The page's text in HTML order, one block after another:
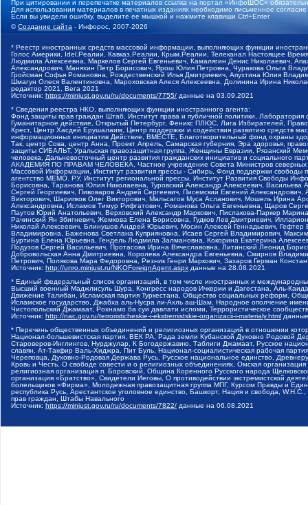
При цитировании и перепечатке материалов ссылка на портал «ИнфоШОС»
Для использования материалов в печатных изданиях необходимо письменное
Если вы увидели ошибку, выделите ее мышкой и нажмите клавиши Ctrl+Enter
©Создание сайта - Инфорос, 2007-2026
* Реестр иностранных средств массовой информации, выполняющих функции
Голос Америки, Idel.Реалии, Кавказ.Реалии, Крым.Реалии, Телеканал Настоящее
Людмила Алексеевна, Маркелов Сергей Евгеньевич, Камалягин Денис Николаевич,
Александрович, Маняхин Петр Борисович, Ярош Юлия Петровна, Чуракова Ольга
Гройсман Софья Романовна, Рождественский Илья Дмитриевич, Апухтина Юлия
Шмагун Олеся Валентиновна, Мароховская Алеся Алексеевна, Долинина Ирина
редактор 2021, Вега 2021
Источник: https://minjust.gov.ru/ru/documents/7755/ данные на 03.09.2021
* Сведения реестра НКО, выполняющих функции иностранного агента:
Фонд защиты прав граждан Штаб, Институт права и публичной политики,
Гуманитарное действие, Открытый Петербург, Феникс ПЛЮС, Лига Избирателей,
Крест, Центр Хасдей Ерушалаим, Центр поддержки и содействия развитию средств
информационных инициатив Действие, ВМЕСТЕ, Благотворительный фонд охраны
Так, центр Сова, центр Анна, Проект Апрель, Самарская губерния, Эра здоровья,
защиты СИБАЛЬТ, Уральская правозащитная группа, Женщины Евразии, Рязанский
человека, Дальневосточный центр развития гражданских инициатив и социального
АКАДЕМИЯ ПО ПРАВАМ ЧЕЛОВЕКА, Частное учреждение Совета Министров северных
Массовой Информации, Институт развития прессы - Сибирь, Фонд поддержки
агентство МЕМО. РУ, Институт региональной прессы, Институт Развития Свободы
Борисовна, Таранова Юлия Николаевна, Туровский Александр Алексеевич,
Сергей Георгиевич, Пивоваров Андрей Сергеевич, Писемский Евгений
Викторович, Шарипков Олег Викторович, Мальсагов Муса Асланович, Мошель Ирина
Александровна, Исламов Тимур Рифгатович, Романова Ольга Евгеньевна, Щаров
Паутов Юрий Анатольевич, Верховский Александр Маркович, Пислакова-Паркер
Рачинский Ян Збигневич, Жемкова Елена Борисовна, Гудков Лев Дмитриевич,
Николай Алексеевич, Блинушов Андрей Юрьевич, Мосин Алексей Геннадьевич,
Владимировна, Баженова Светлана Куприяновна, Исаев Сергей Владимирович,
Буртина Елена Юрьевна, Гендель Людмила Залмановна, Кокорина Екатерина
Подузов Сергей Васильевич, Протасова Ирина Вячеславовна, Литинский Леонид
Добровольская Анна Дмитриевна, Королева Александра Евгеньевна, Смирнов
Петрович, Полякова Мара Федоровна, Резник Генри Маркович, Захаров Герман
Источник: http://unro.minjust.ru/NKOForeignAgent.aspx данные на 28.08.2021
* Единый федеральный список организаций, в том числе иностранных и
Высший военный Маджлисуль Шура, Конгресс народов Ичкерии и Дагестана, Аль-
Движение Талибан, Исламская партия Туркестана, Общество социальных реформ,
Исламское государство, Джабха аль-Нусра ли-Ахль аш-Шам, Народное ополчение
Чистопольский Джамаат, Рохнамо ба суи давлати исломи, Террористическое
Источник: http://nac.gov.ru/terroristicheskie-i-ekstremistskie-organizacii-i-materialy.html
* Перечень общественных объединений и религиозных организаций в отношении
Национал-большевистская партия, ВЕК РА, Рада земли Кубанской Духовно Родовой
Староверов-Инглингов, Нурджулар, К Богодержавию, Таблиги Джамаат, Русское
славян, Ат-Такфир Валь-Хиджра, Пит Буль, Национал-социалистическая рабочая
Череповца, Духовно-Родовая Держава Русь, Русское национальное единство,
Кровь и Честь, О свободе совести и о религиозных объединениях, Омская
религиозная организация п. Боровский, Община Коренного Русского народа
организация «Братство», Свидетели Иеговы, О противодействии экстремистской
болельщиков «Фирма», Молодежная правозащитная группа МПГ, Курсом Правды и
республика Русь, Арестантское уголовное единство, Башкорт, Нация и свобода,
прав граждан, Штабы Навального
Источник: https://minjust.gov.ru/ru/documents/7822/ данные на 06.08.2021